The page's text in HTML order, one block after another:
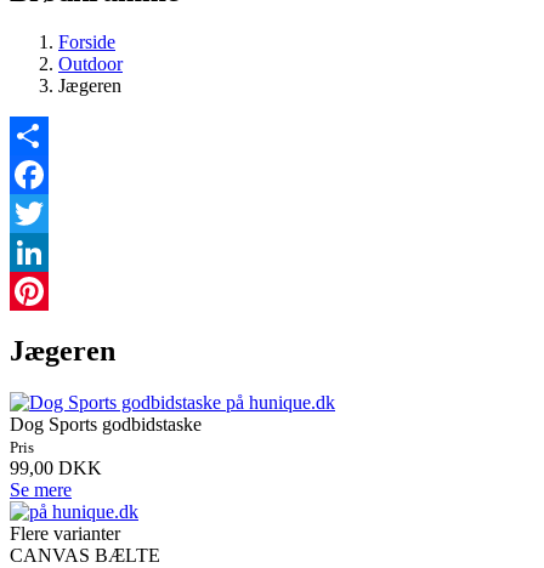
Forside
Outdoor
Jægeren
Share
Facebook
Twitter
LinkedIn
Jægeren
Dog Sports godbidstaske
Pris
99,00 DKK
Se mere
Flere varianter
CANVAS BÆLTE